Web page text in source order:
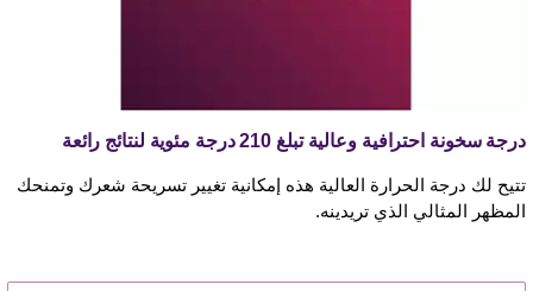
درجة سخونة احترافية وعالية تبلغ 210 درجة مئوية لنتائج رائعة
تتيح لك درجة الحرارة العالية هذه إمكانية تغيير تسريحة شعرك وتمنحك
المظهر المثالي الذي تريدينه.